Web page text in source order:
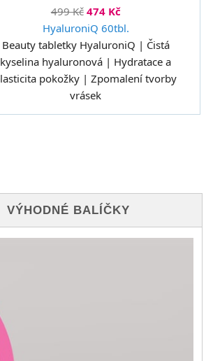
499 Kč 474 Kč
HyaluroniQ 60tbl.
Beauty tabletky HyaluroniQ | Čistá
kyselina hyaluronová | Hydratace a
pokožky | Zpomalení tvorby
vrásek
VÝHODNÉ BALÍČKY